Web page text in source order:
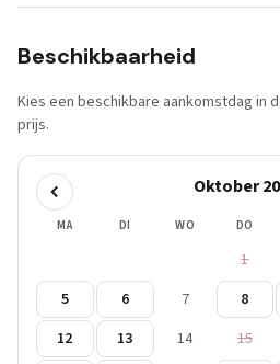
Beschikbaarheid
Kies een beschikbare aankomstdag in
prijs.
Oktober
MA DI WO DO
1
5
6 7 8
12
13 14 15